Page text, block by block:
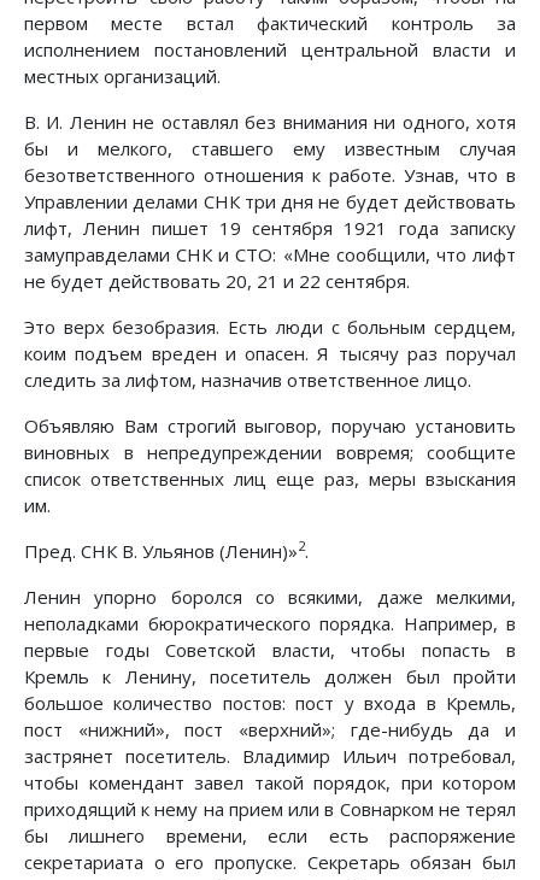
первом месте встал фактический контроль за
исполнением постановлений центральной власти и
местных организаций.
В. И. Ленин не оставлял без внимания ни одного, хотя
бы и мелкого, ставшего ему известным случая
безответственного отношения к работе. Узнав, что в
Управлении делами СНК три дня не будет действовать
лифт, Ленин пишет 19 сентября 1921 года записку
замуправделами СНК и СТО: «Мне сообщили, что лифт
не будет действовать 20, 21 и 22 сентября.
Это верх безобразия. Есть люди с больным сердцем,
коим подъем вреден и опасен. Я тысячу раз поручал
следить за лифтом, назначив ответственное лицо.
Объявляю Вам строгий выговор, поручаю установить
виновных в непредупреждении вовремя; сообщите
список ответственных лиц еще раз, меры взыскания
им.
Пред. СНК В. Ульянов (Ленин)»2.
Ленин упорно боролся со всякими, даже мелкими,
неполадками бюрократического порядка. Например, в
первые годы Советской власти, чтобы попасть в
Кремль к Ленину, посетитель должен был пройти
большое количество постов: пост у входа в Кремль,
пост «нижний», пост «верхний»; где-нибудь да и
застрянет посетитель. Владимир Ильич потребовал,
чтобы комендант завел такой порядок, при котором
приходящий к нему на прием или в Совнарком не терял
бы лишнего времени, если есть распоряжение
секретариата о его пропуске. Секретарь обязан был